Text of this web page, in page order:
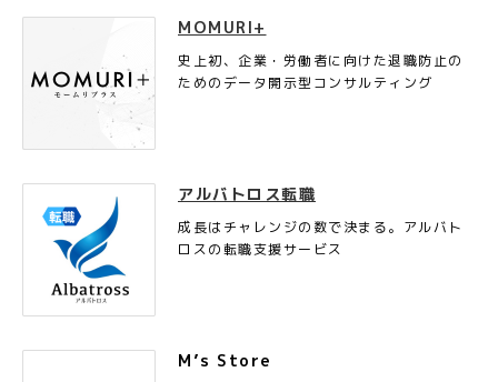
MOMURI+
史上初、企業・労働者に向けた退職防止の
ためのデータ開示型コンサルティング
アルバトロス転職
成長はチャレンジの数で決まる。アルバト
ロスの転職支援サービス
M’s Store